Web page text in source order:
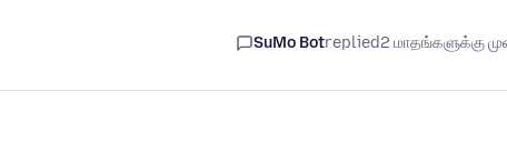
SuMo Botreplied2 மாதங்களுக்கு